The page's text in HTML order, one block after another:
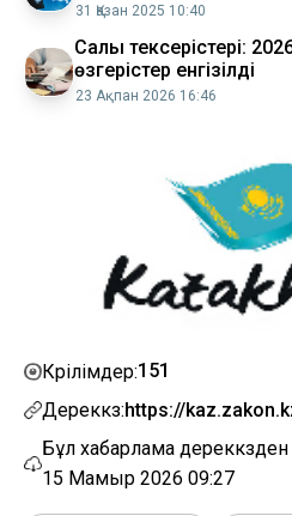
31 Қазан 2025 10:40
Салық тексерістері:
өзгерістер енгізілді
23 Ақпан 2026 16:46
Көрілімдер:151
Дереккөз:https://
Бұл хабарлама
15 Мамыр 2026 09:27